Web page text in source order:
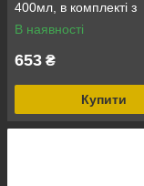
400мл, в комплекті з
жорстким та гнучким
наконечниками
В наявності
653 ₴
Купити